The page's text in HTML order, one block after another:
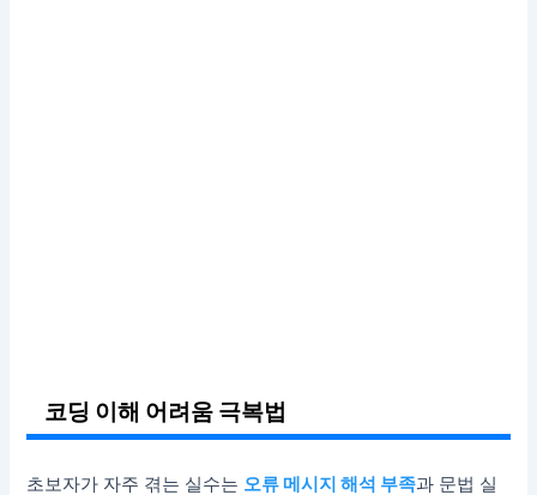
코딩 이해 어려움 극복법
초보자가 자주 겪는 실수는 오류 메시지 해석 부족과 문법 실